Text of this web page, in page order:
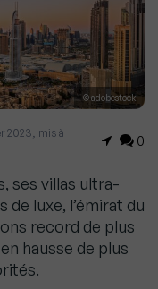
© adobestock
2023, mis à
0
ses villas ultra-
luxe, l’émirat du
record de plus
hausse de plus